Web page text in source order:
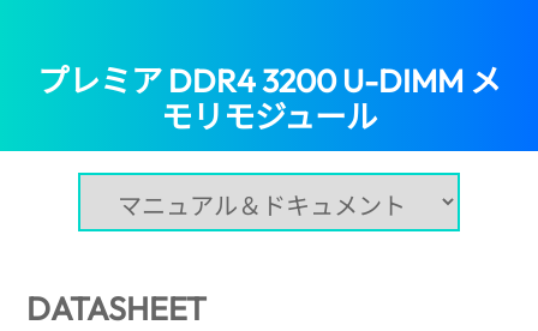
プレミア DDR4 3200 U-DIMM メ
モリモジュール(Japan)
DATASHEET